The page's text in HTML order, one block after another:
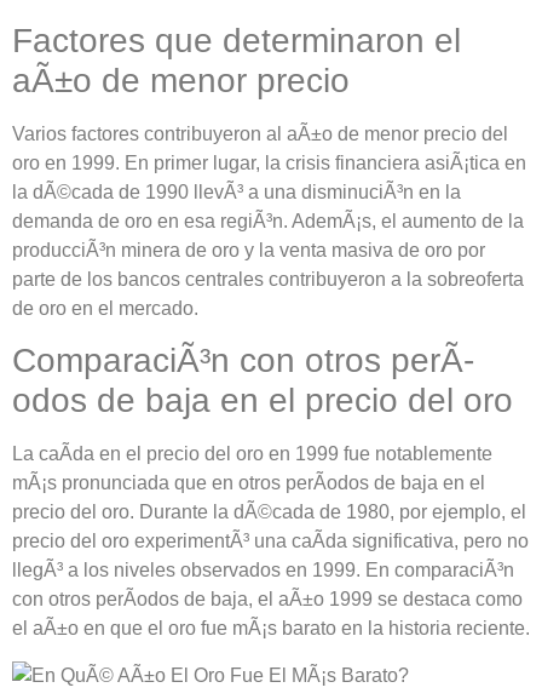
Factores que determinaron el
aÃ±o de menor precio
Varios factores contribuyeron al aÃ±o de menor precio del
oro en 1999. En primer lugar, la crisis financiera asiÃ¡tica en
la dÃ©cada de 1990 llevÃ³ a una disminuciÃ³n en la
demanda de oro en esa regiÃ³n. AdemÃ¡s, el aumento de la
producciÃ³n minera de oro y la venta masiva de oro por
parte de los bancos centrales contribuyeron a la sobreoferta
de oro en el mercado.
ComparaciÃ³n con otros perÃ­
odos de baja en el precio del oro
La caÃ­da en el precio del oro en 1999 fue notablemente
mÃ¡s pronunciada que en otros perÃ­odos de baja en el
precio del oro. Durante la dÃ©cada de 1980, por ejemplo, el
precio del oro experimentÃ³ una caÃ­da significativa, pero no
llegÃ³ a los niveles observados en 1999. En comparaciÃ³n
con otros perÃ­odos de baja, el aÃ±o 1999 se destaca como
el aÃ±o en que el oro fue mÃ¡s barato en la historia reciente.